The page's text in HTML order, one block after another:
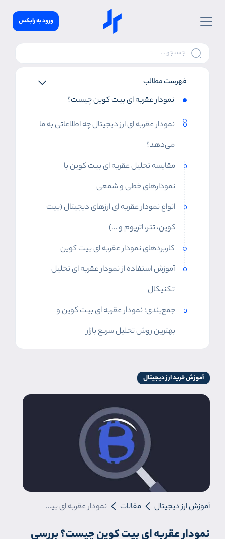
ورود به رابکس
فهرست مطالب
نمودار عقربه ای بیت کوین چیست؟
نمودار عقربه ای ارز دیجیتال چه اطلاعاتی به ما
می‌دهد؟
مقایسه تحلیل عقربه ای بیت کوین با
نمودارهای خطی و شمعی
انواع نمودار عقربه ای ارزهای دیجیتال (بیت
کوین، تتر، اتریوم و …)
کاربردهای نمودار عقربه ای بیت کوین
آموزش استفاده از نمودار عقربه ای تحلیل
تکنیکال
جمع‌بندی؛ نمودار عقربه ای بیت کوین و
بهترین روش تحلیل سریع بازار
آموزش خرید ارز دیجیتال
آموزش ارز دیجیتال مقالات نمودار عقربه ای بیت کوین چیست؟ بررسی ماهیت، انواع و کاربردها
نمودار عقربه ای بیت کوین چیست؟ بررسی